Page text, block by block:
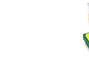
Atıksu Numune Alma
Online Sistemleri